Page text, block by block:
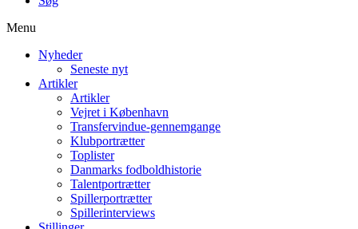
Menu
Nyheder
Seneste nyt
Artikler
Artikler
Vejret i København
Transfervindue-gennemgange
Klubportrætter
Toplister
Danmarks fodboldhistorie
Talentportrætter
Spillerportrætter
Spillerinterviews